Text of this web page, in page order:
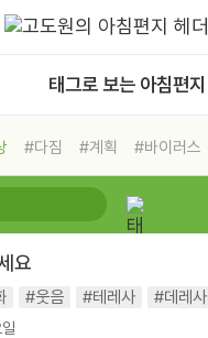
태그로 보는 아침편지
#다짐 #계획 #바이러스
서캠프 #삶
#친구 #링컨학교
#면역력
요
#웃음 #테레사 #데레사